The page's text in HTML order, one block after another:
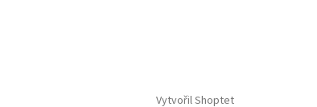
Vytvořil Shoptet